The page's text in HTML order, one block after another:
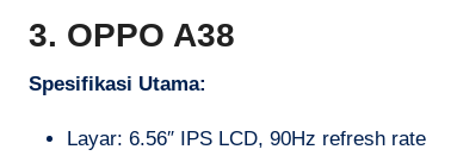
3. OPPO A38
Spesifikasi Utama:
Layar: 6.56″ IPS LCD, 90Hz refresh rate